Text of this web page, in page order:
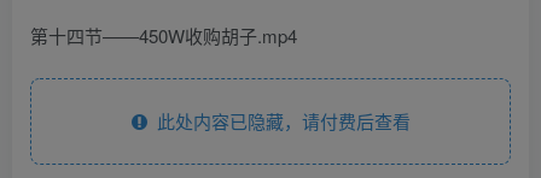
第十四节——450W收购胡子.mp4
此处内容已隐藏，请付费后查看